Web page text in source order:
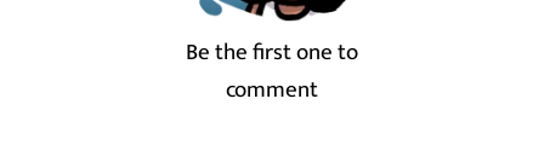
Be the first one to
comment